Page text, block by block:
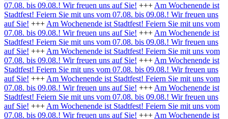
07.08. bis 09.08.! Wir freuen uns auf Sie! +++ Am Wochenende ist
Stadtfest! Feiern Sie mit uns vom 07.08. bis 09.08.! Wir freuen uns
auf Sie! +++ Am Wochenende ist Stadtfest! Feiern Sie mit uns vom
07.08. bis 09.08.! Wir freuen uns auf Sie! +++ Am Wochenende ist
Stadtfest! Feiern Sie mit uns vom 07.08. bis 09.08.! Wir freuen uns
auf Sie! +++ Am Wochenende ist Stadtfest! Feiern Sie mit uns vom
07.08. bis 09.08.! Wir freuen uns auf Sie! +++ Am Wochenende ist
Stadtfest! Feiern Sie mit uns vom 07.08. bis 09.08.! Wir freuen uns
auf Sie! +++ Am Wochenende ist Stadtfest! Feiern Sie mit uns vom
07.08. bis 09.08.! Wir freuen uns auf Sie! +++ Am Wochenende ist
Stadtfest! Feiern Sie mit uns vom 07.08. bis 09.08.! Wir freuen uns
auf Sie! +++ Am Wochenende ist Stadtfest! Feiern Sie mit uns vom
07.08. bis 09.08.! Wir freuen uns auf Sie! +++ Am Wochenende ist